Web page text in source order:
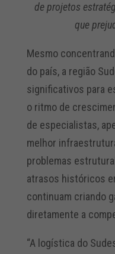
de projetos
que
Mesmo
do país, a região
significativos para
o ritmo de
de especialistas,
melhor
problemas
atrasos históricos
continuam criando
diretamente a
“A logística do